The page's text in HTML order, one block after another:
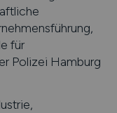
für
Polizei Hamburg